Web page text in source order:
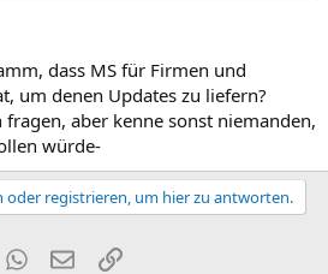
dass MS für Firmen und
um denen Updates zu liefern?
aber kenne sonst niemanden,
würde-
oder registrieren, um hier zu antworten.
WhatsApp
E-MailLink